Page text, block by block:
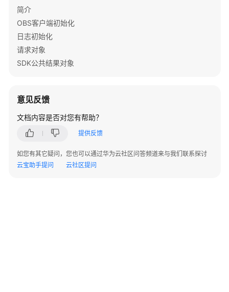
志
管
理
配
设
置
桶
略
获
简介
OBS客户端初始化
日志初始化
请求对象
SDK公共结果对象
意见反馈
文档内容是否对您有帮助？
提供反馈
如您有其它疑问，您也可以通过华为云社区问答频道来与我们联系探讨
云宝助手提问
云社区提问